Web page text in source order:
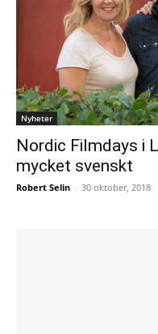
Nyheter
Nordic Filmdays i
mycket svenskt
Robert Selin - 30 oktober, 2018